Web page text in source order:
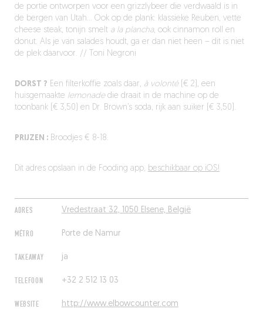
ADRES Vredestraat 32, 1050 Elsene, België
MÉTRO Porte de Namur
TAKEAWAY ja
TELEFOON +32 2 512 13 03
WEBSITE http://www.elbowcounter.com
de portie ontworpen voor een grizzlybeer die verdwaald is in
de bergen van Utah… Ook op de plank: klassieke Reuben, vette
cheese steak, tonijn smelt a la plancha, ook cinnamon roll en
donut. Als je van salades houdt, ga er dan niet heen – dit is niet
de plek daarvoor. // Toni Negroni
DORST ? Een filterkoffie zoals daar, à volonté(€ 2), een
huisgemaakte lemonadedie draait in de machine op de
toonbank (€ 3,50) en Dr. Brown’s soda, rijk aan suiker (€ 3,50).
PRIJZEN :Broodjes € 8-18.
Dit adres opslaan in de Fooding app, beschikbaar op iOS!